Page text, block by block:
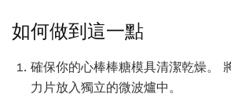
如何做到這一點
確保你的心棒棒糖模具清潔乾燥。
力片放入獨立的微波爐中。